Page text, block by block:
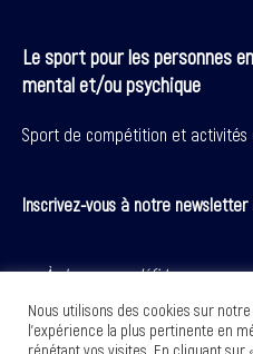
Le sport pour les personnes
mental et/ou psychique
Sport de compétition et
Inscrivez-vous à notre
» À chacun son défi ! «
Le Comité de Sport Adapté de
accompagne, sensibilise et
Nous utilisons des cookies sur
l'expérience la plus pertinente en
répétant vos visites. En cliquant sur